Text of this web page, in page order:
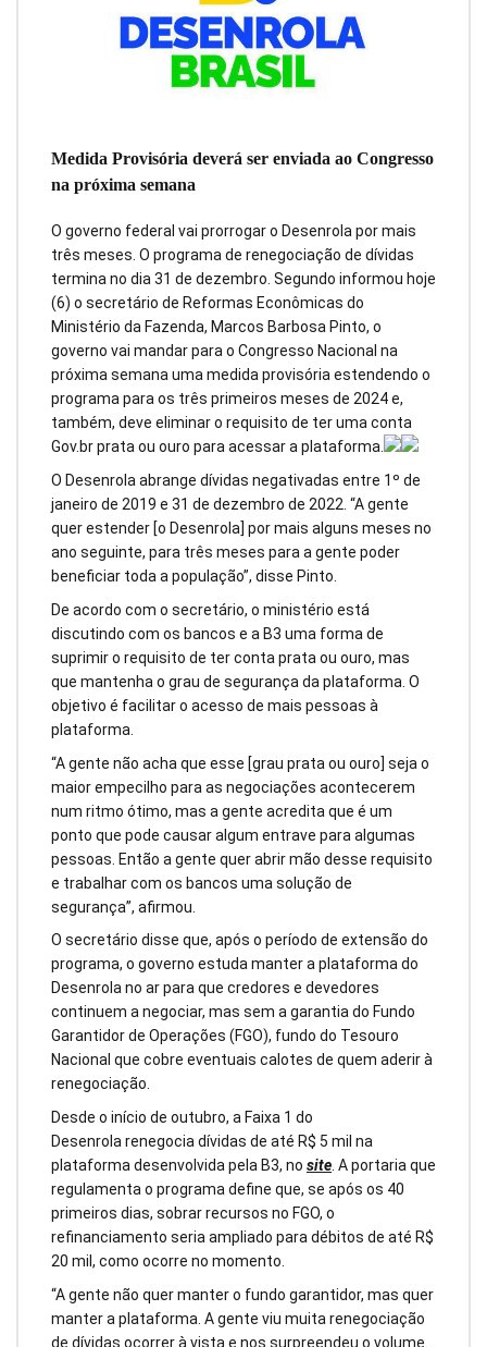
Medida Provisória deverá ser enviada ao Congresso
na próxima semana
O governo federal vai prorrogar o Desenrola por mais
três meses. O programa de renegociação de dívidas
termina no dia 31 de dezembro. Segundo informou hoje
(6) o secretário de Reformas Econômicas do
Ministério da Fazenda, Marcos Barbosa Pinto, o
governo vai mandar para o Congresso Nacional na
próxima semana uma medida provisória estendendo o
programa para os três primeiros meses de 2024 e,
também, deve eliminar o requisito de ter uma conta
Gov.br prata ou ouro para acessar a plataforma.
O Desenrola abrange dívidas negativadas entre 1º de
janeiro de 2019 e 31 de dezembro de 2022. “A gente
quer estender [o Desenrola] por mais alguns meses no
ano seguinte, para três meses para a gente poder
beneficiar toda a população”, disse Pinto.
De acordo com o secretário, o ministério está
discutindo com os bancos e a B3 uma forma de
suprimir o requisito de ter conta prata ou ouro, mas
que mantenha o grau de segurança da plataforma. O
objetivo é facilitar o acesso de mais pessoas à
plataforma.
“A gente não acha que esse [grau prata ou ouro] seja o
maior empecilho para as negociações acontecerem
num ritmo ótimo, mas a gente acredita que é um
ponto que pode causar algum entrave para algumas
pessoas. Então a gente quer abrir mão desse requisito
e trabalhar com os bancos uma solução de
segurança”, afirmou.
O secretário disse que, após o período de extensão do
programa, o governo estuda manter a plataforma do
Desenrola no ar para que credores e devedores
continuem a negociar, mas sem a garantia do Fundo
Garantidor de Operações (FGO), fundo do Tesouro
Nacional que cobre eventuais calotes de quem aderir à
renegociação.
Desde o início de outubro, a Faixa 1 do
Desenrola renegocia dívidas de até R$ 5 mil na
plataforma desenvolvida pela B3, no site . A portaria que
regulamenta o programa define que, se após os 40
primeiros dias, sobrar recursos no FGO, o
refinanciamento seria ampliado para débitos de até R$
20 mil, como ocorre no momento.
“A gente não quer manter o fundo garantidor, mas quer
manter a plataforma. A gente viu muita renegociação
de dívidas ocorrer à vista e nos surpreendeu o volume.